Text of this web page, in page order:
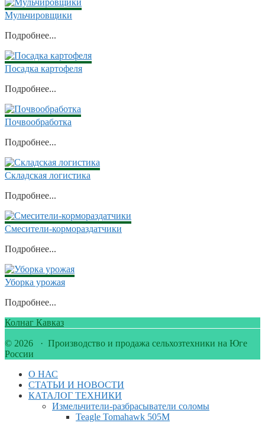
Мульчировщики
Подробнее...
Посадка картофеля
Подробнее...
Почвообработка
Подробнее...
Складская логистика
Подробнее...
Смесители-кормораздатчики
Подробнее...
Уборка урожая
Подробнее...
Колнаг Кавказ
© 2026 · Производство и продажа сельхозтехники на Юге
России
О НАС
СТАТЬИ И НОВОСТИ
КАТАЛОГ ТЕХНИКИ
Измельчители-разбрасыватели соломы
Teagle Tomahawk 505M